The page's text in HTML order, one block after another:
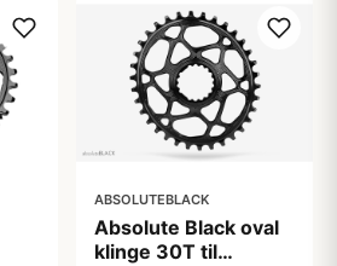
ABSOLUTEBLACK
Absolute Black oval
klinge 30T til